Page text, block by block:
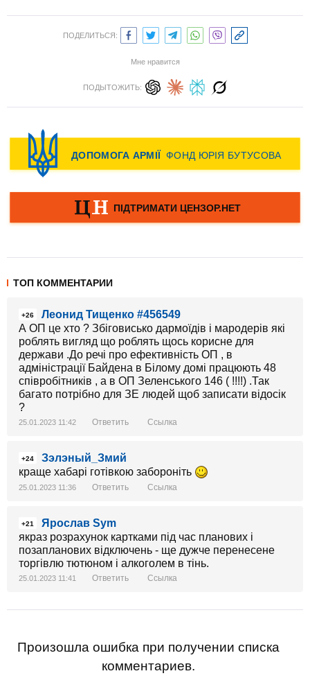
ПОДЕЛИТЬСЯ:
Мне нравится
ПОДЫТОЖИТЬ:
ТОП КОММЕНТАРИИ
+26
Леонид Тищенко #456549
А ОП це хто ? Збіговисько дармоїдів і мародерів які
роблять вигляд що роблять щось корисне для
держави .До речі про ефективність ОП , в
адміністрації Байдена в Білому домі працюють 48
співробітників , а в ОП Зеленського 146 ( !!!!) .Так
багато потрібно для ЗЕ людей щоб записати відосік
?
25.01.2023 11:42 Ответить Ссылка
+24
Зэлэный_Змий
краще хабарі готівкою забороніть
25.01.2023 11:36 Ответить Ссылка
+21
Ярослав Sym
якраз розрахунок картками під час планових і
позапланових відключень - ще дужче перенесене
торгівлю тютюном і алкоголем в тінь.
25.01.2023 11:41 Ответить Ссылка
Произошла ошибка при получении списка
комментариев.